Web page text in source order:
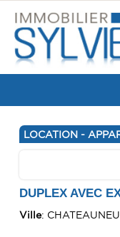
LOCATION -
DUPLEX AVEC
Ville: